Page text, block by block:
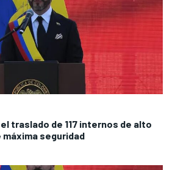
traslado de 117 internos de alto
seguridad